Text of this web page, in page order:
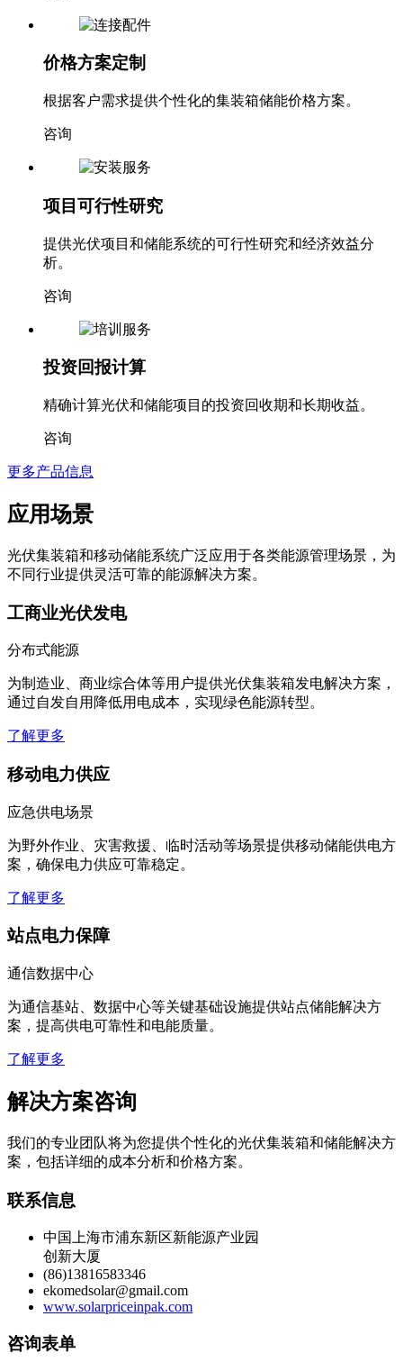
价格方案定制
根据客户需求提供个性化的集装箱储能价格方案。
咨询
项目可行性研究
提供光伏项目和储能系统的可行性研究和经济效益分
析。
咨询
投资回报计算
精确计算光伏和储能项目的投资回收期和长期收益。
咨询
更多产品信息
应用场景
光伏集装箱和移动储能系统广泛应用于各类能源管理场景，为
不同行业提供灵活可靠的能源解决方案。
工商业光伏发电
分布式能源
为制造业、商业综合体等用户提供光伏集装箱发电解决方案，
通过自发自用降低用电成本，实现绿色能源转型。
了解更多
移动电力供应
应急供电场景
为野外作业、灾害救援、临时活动等场景提供移动储能供电方
案，确保电力供应可靠稳定。
了解更多
站点电力保障
通信数据中心
为通信基站、数据中心等关键基础设施提供站点储能解决方
案，提高供电可靠性和电能质量。
了解更多
解决方案咨询
我们的专业团队将为您提供个性化的光伏集装箱和储能解决方
案，包括详细的成本分析和价格方案。
联系信息
中国上海市浦东新区新能源产业园
创新大厦
(86)13816583346
ekomedsolar@gmail.com
www.solarpriceinpak.com
咨询表单